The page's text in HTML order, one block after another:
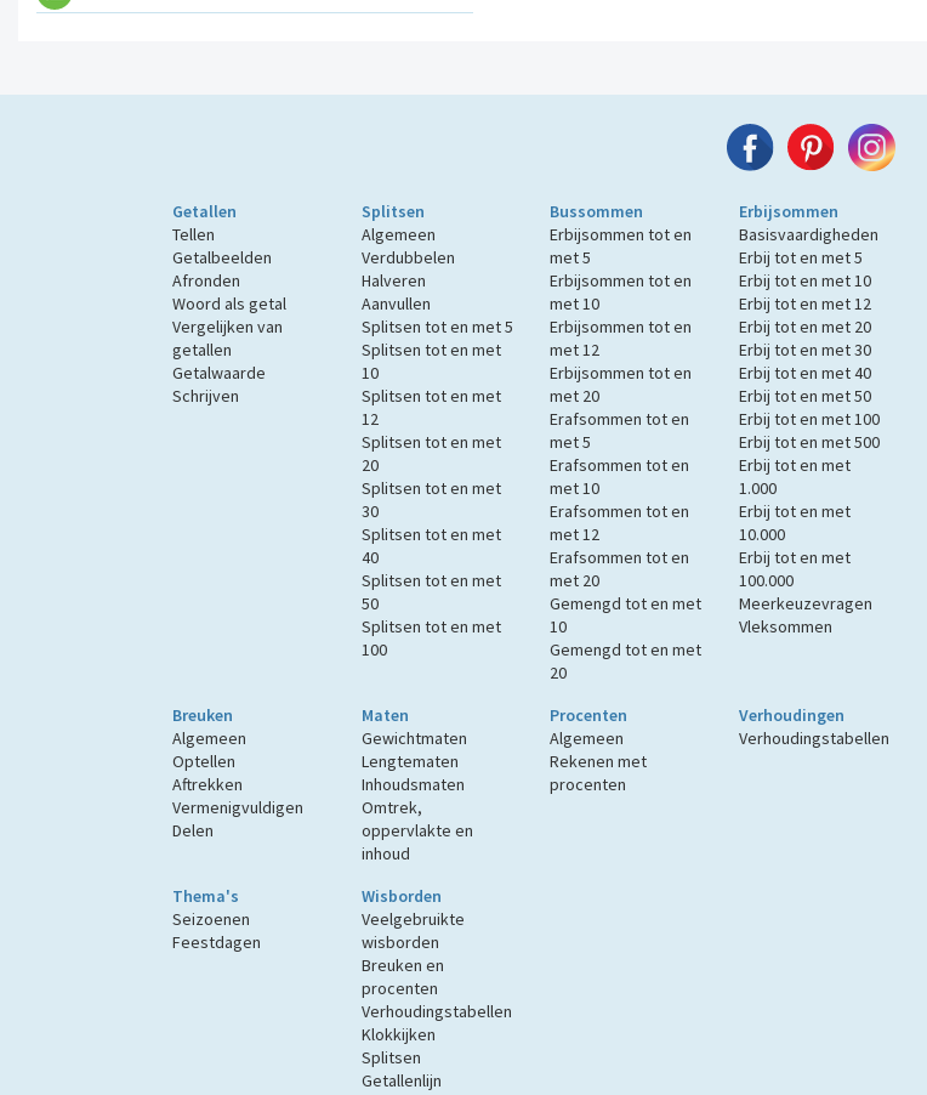
Getallen
Tellen
Getalbeelden
Afronden
Woord als getal
Vergelijken van
getallen
Getalwaarde
Schrijven
Splitsen
Algemeen
Verdubbelen
Halveren
Aanvullen
Splitsen tot en met 5
Splitsen tot en met
10
Splitsen tot en met
12
Splitsen tot en met
20
Splitsen tot en met
30
Splitsen tot en met
40
Splitsen tot en met
50
Splitsen tot en met
100
Bussommen
Erbijsommen tot en
met 5
Erbijsommen tot en
met 10
Erbijsommen tot en
met 12
Erbijsommen tot en
met 20
Erafsommen tot en
met 5
Erafsommen tot en
met 10
Erafsommen tot en
met 12
Erafsommen tot en
met 20
Gemengd tot en met
10
Gemengd tot en met
20
Erbijsommen
Basisvaardigheden
Erbij tot en met 5
Erbij tot en met 10
Erbij tot en met 12
Erbij tot en met 20
Erbij tot en met 30
Erbij tot en met 40
Erbij tot en met 50
Erbij tot en met 100
Erbij tot en met 500
Erbij tot en met
1.000
Erbij tot en met
10.000
Erbij tot en met
100.000
Meerkeuzevragen
Vleksommen
Breuken
Algemeen
Optellen
Aftrekken
Vermenigvuldigen
Delen
Maten
Gewichtmaten
Lengtematen
Inhoudsmaten
Omtrek,
oppervlakte en
inhoud
Procenten
Algemeen
Rekenen met
procenten
Verhoudingen
Verhoudingstabellen
Thema's
Seizoenen
Feestdagen
Wisborden
Veelgebruikte
wisborden
Breuken en
procenten
Verhoudingstabellen
Klokkijken
Splitsen
Getallenlijn